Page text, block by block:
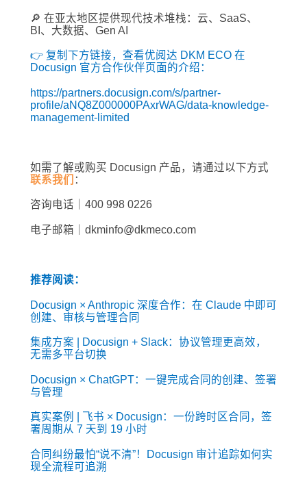
🔎 在亚太地区提供现代技术堆栈：云、SaaS、
BI、大数据、Gen AI
👉 复制下方链接，查看优阅达 DKM ECO 在
Docusign 官方合作伙伴页面的介绍：
https://partners.docusign.com/s/partner-
profile/aNQ8Z000000PAxrWAG/data-knowledge-
management-limited
如需了解或购买 Docusign 产品，请通过以下方式
联系我们 ：
咨询电话｜400 998 0226
电子邮箱｜dkminfo@dkmeco.com
推荐阅读：
Docusign × Anthropic 深度合作：在 Claude 中即可
创建、审核与管理合同
集成方案 | Docusign + Slack：协议管理更高效，
无需多平台切换
Docusign × ChatGPT：一键完成合同的创建、签署
与管理
真实案例 | 飞书 × Docusign：一份跨时区合同，签
署周期从 7 天到 19 小时
合同纠纷最怕“说不清”！Docusign 审计追踪如何实
现全流程可追溯